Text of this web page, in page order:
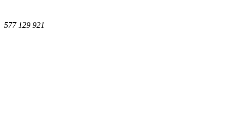
577 129 921